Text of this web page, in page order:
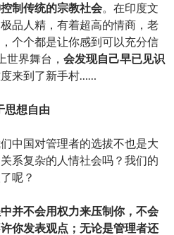
制传统的宗教社会。在印度文
品人精，有着超高的情商，老
个个都是让你感到可以充分信
界舞台， 会发现自己早已见识
来到了新手村……
思想自由
中国对管理者的选拔不也是大
系复杂的人情社会吗？我们的
呢？
并不会用权力来压制你，不会
你发表观点；无论是管理者还